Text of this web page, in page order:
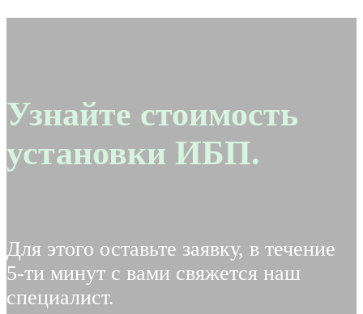
Узнайте стоимость
установки ИБП.
Для этого оставьте заявку, в течение
5-ти минут с вами свяжется наш
специалист.